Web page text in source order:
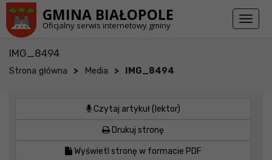
GMINA BIAŁOPOLE
Oficjalny serwis internetowy gminy
Toggle
IMG_8494
Strona główna > Media > IMG_8494
Czytaj artykuł (lektor)
Drukuj stronę
Wyświetl stronę w formacie PDF